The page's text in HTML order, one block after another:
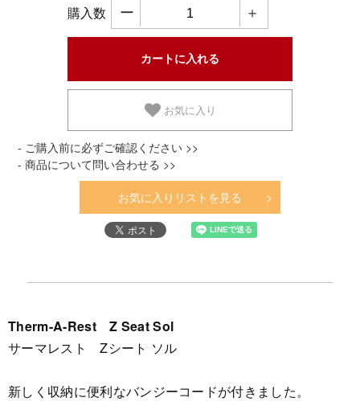
購入数 ー ＋
お気に入り
- ご購入前に必ずご確認ください >>
- 商品について問い合わせる >>
お気に入りリストを見る
Therm-A-Rest Z Seat Sol
サーマレスト Zシート ソル
新しく収納に便利なバンジーコードが付きました。